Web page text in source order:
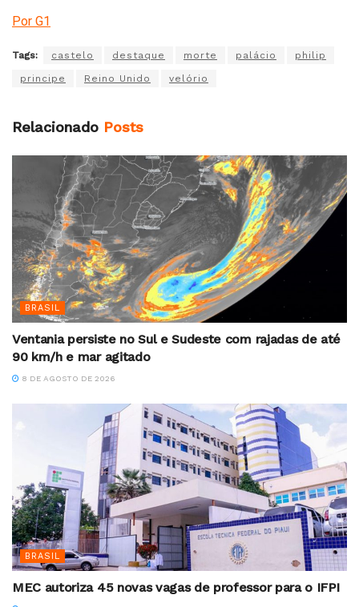
Por G1
Tags: castelo destaque morte palácio philip
principe Reino Unido velório
Relacionado Posts
BRASIL
Ventania persiste no Sul e Sudeste com rajadas de até
90 km/h e mar agitado
8 DE AGOSTO DE 2026
BRASIL
MEC autoriza 45 novas vagas de professor para o IFPI